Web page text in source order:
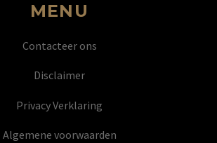
MENU
Contacteer ons
Disclaimer
Privacy Verklaring
Algemene voorwaarden